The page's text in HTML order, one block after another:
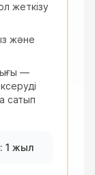
жеткізу
және
—
сатып
1 жыл